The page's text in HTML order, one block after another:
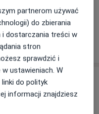
gardła, krtani, uszu,
ustnej, gardła,
Med Tarnów
partnerom używać
do zbierania
dostarczania treści w
stron
sprawdzić i
ustawieniach. W
do polityk
informacji znajdziesz